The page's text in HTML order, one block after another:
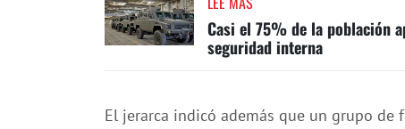
Casi el 75% de la población
seguridad interna
El jerarca indicó además que un grupo